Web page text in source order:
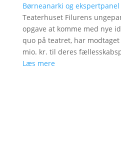
Børneanarki og ekspertpanel
Teaterhuset Filurens
opgave at komme med nye
quo på teatret, har
mio. kr. til deres
Læs mere